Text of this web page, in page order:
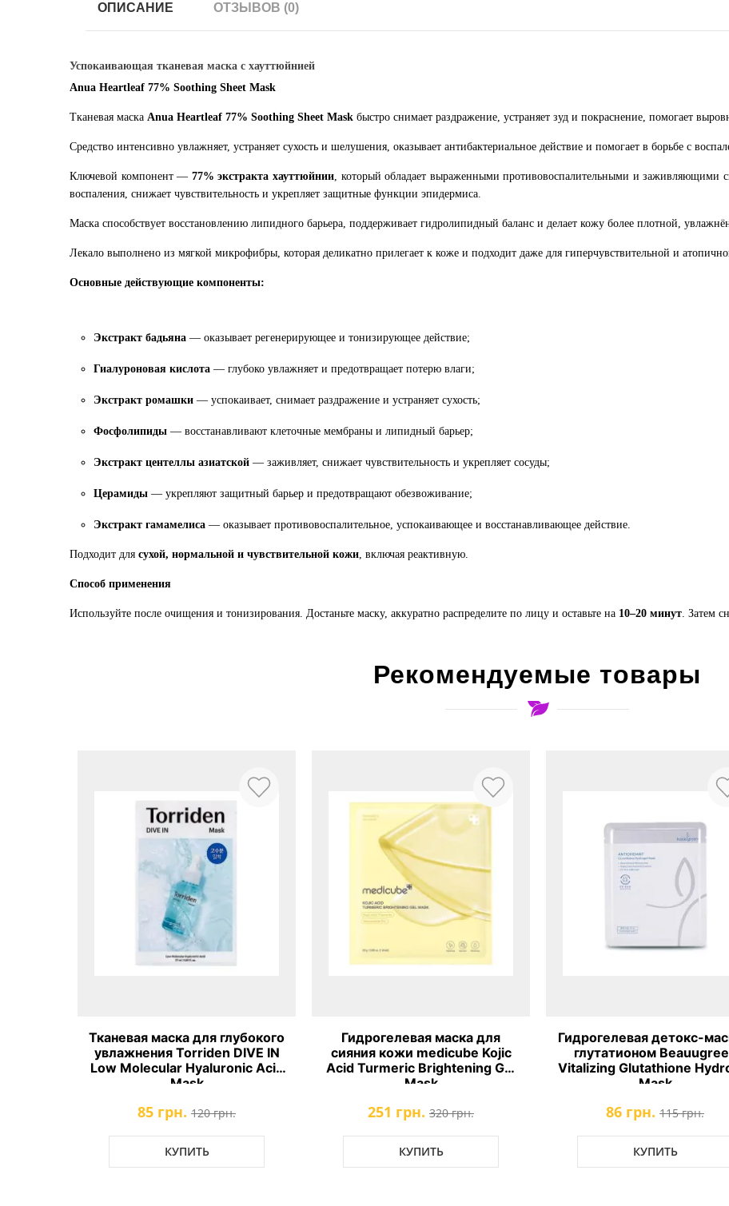
ОПИСАНИЕ ОТЗЫВОВ (0)
Успокаивающая тканевая маска с хауттюйнией
Anua Heartleaf 77% Soothing Sheet Mask
Тканевая маска Anua Heartleaf 77% Soothing Sheet Mask быстро снимает раздражение, устраняет зуд и покраснение, помогает
Средство интенсивно увлажняет, устраняет сухость и шелушения, оказывает антибактериальное действие и помогает в борьбе с
Ключевой компонент — 77% экстракта хауттюйнии, который обладает выраженными противовоспалительными и заживляющими
воспаления, снижает чувствительность и укрепляет защитные функции эпидермиса.
Маска способствует восстановлению липидного барьера, поддерживает гидролипидный баланс и делает кожу более плотной,
Лекало выполнено из мягкой микрофибры, которая деликатно прилегает к коже и подходит даже для гиперчувствительной и
Основные действующие компоненты:
Экстракт бадьяна — оказывает регенерирующее и тонизирующее действие;
Гиалуроновая кислота — глубоко увлажняет и предотвращает потерю влаги;
Экстракт ромашки — успокаивает, снимает раздражение и устраняет сухость;
Фосфолипиды — восстанавливают клеточные мембраны и липидный барьер;
Экстракт центеллы азиатской — заживляет, снижает чувствительность и укрепляет сосуды;
Церамиды — укрепляют защитный барьер и предотвращают обезвоживание;
Экстракт гамамелиса — оказывает противовоспалительное, успокаивающее и восстанавливающее действие.
Подходит для сухой, нормальной и чувствительной кожи, включая реактивную.
Способ применения
Используйте после очищения и тонизирования. Достаньте маску, аккуратно распределите по лицу и оставьте на 10–20 минут. Затем
Рекомендуемые товары
Тканевая маска для глубокого
увлажнения Torriden DIVE IN
Low Molecular Hyaluronic Acid
Mask
85 грн. 120 грн.
КУПИТЬ
Гидрогелевая маска для
сияния кожи medicube Kojic
Acid Turmeric Brightening Gel
Mask
251 грн. 320 грн.
КУПИТЬ
Гидрогелевая детокс-
глутатионом
Vitalizing Glutathione
Mask
86 грн. 115 грн.
КУПИТЬ